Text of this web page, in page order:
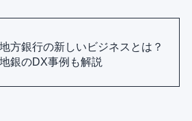
地方銀行の新しいビジネスとは？
地銀のDX事例も解説